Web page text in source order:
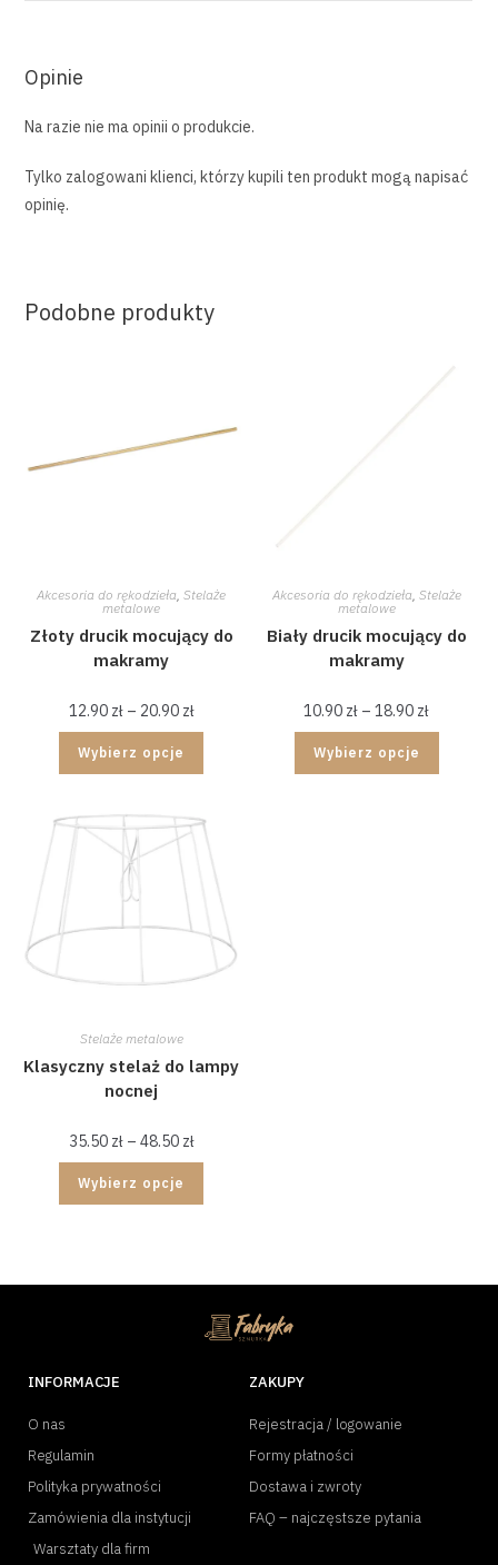
Opinie
Na razie nie ma opinii o produkcie.
Tylko zalogowani klienci, którzy kupili ten produkt mogą napisać
opinię.
Podobne produkty
Akcesoria do rękodzieła,Stelaże
metalowe
Złoty drucik mocujący do
makramy
12.90 zł – 20.90 zł
Wybierz opcje
Akcesoria do rękodzieła, Stelaże
metalowe
Biały drucik mocujący do
makramy
10.90 zł – 18.90 zł
Wybierz opcje
Stelaże metalowe
Klasyczny stelaż do lampy
nocnej
35.50 zł – 48.50 zł
Wybierz opcje
INFORMACJE
O nas
Regulamin
Polityka prywatności
Zamówienia dla instytucji
Warsztaty dla firm
ZAKUPY
Rejestracja / logowanie
Formy płatności
Dostawa i zwroty
FAQ – najczęstsze pytania